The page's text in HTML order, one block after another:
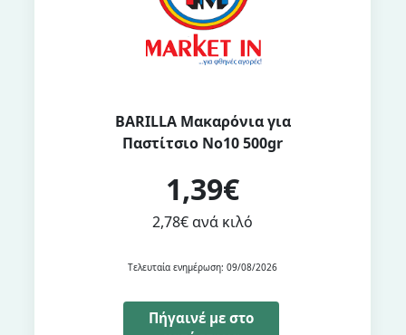
BARILLA Μακαρόνια για
Παστίτσιο Νο10 500gr
1,39€
2,78€ ανά κιλό
Τελευταία ενημέρωση: 09/08/2026
Πήγαινέ με στο